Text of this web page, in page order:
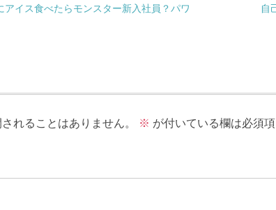
アイス食べたらモンスター新入社員？パワ
自
れることはありません。 ※ が付いている欄は必須